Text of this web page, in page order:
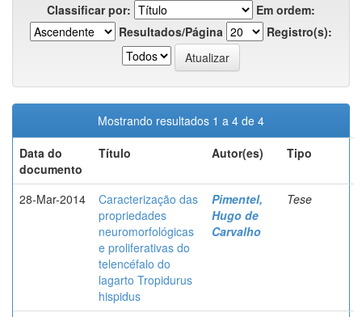
Classificar por:
Em ordem:
Resultados/Página
Registro(s):
Mostrando resultados 1 a 4 de 4
Data do
documento
Título Autor(es) Tipo
28-Mar-2014
Caracterização das
propriedades
neuromorfológicas
e proliferativas do
telencéfalo do
lagarto Tropidurus
hispidus
Pimentel,
Hugo de
Carvalho
Tese